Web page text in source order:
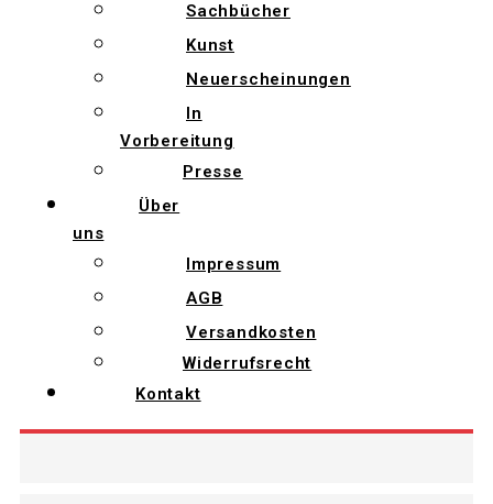
Sachbücher
Kunst
Neuerscheinungen
In
Vorbereitung
Presse
Über
uns
Impressum
AGB
Versandkosten
Widerrufsrecht
Kontakt